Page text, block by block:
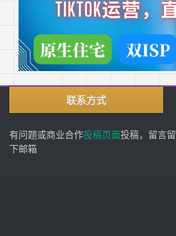
联系方式
有问题或商业合作投稿页面投稿，留言留
下邮箱